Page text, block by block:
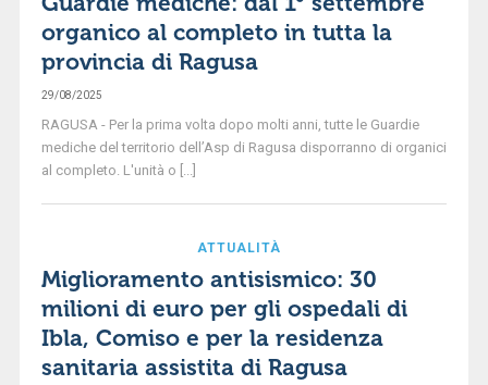
organico al completo in tutta la
provincia di Ragusa
29/08/2025
RAGUSA - Per la prima volta dopo molti anni, tutte le Guardie
mediche del territorio dell’Asp di Ragusa disporranno di organici
al completo. L'unità o [...]
ATTUALITÀ
Miglioramento antisismico: 30
milioni di euro per gli ospedali di
Ibla, Comiso e per la residenza
sanitaria assistita di Ragusa